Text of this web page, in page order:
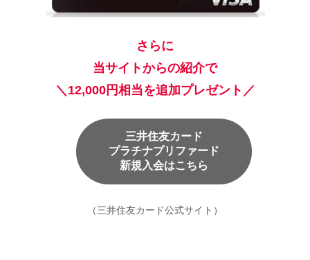
さらに
当サイトからの紹介で
＼12,000円相当を追加プレゼント／
三井住友カード
プラチナプリファード
新規入会はこちら
（三井住友カード公式サイト）